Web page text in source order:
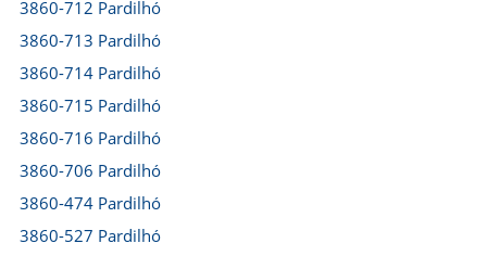
3860-712 Pardilhó
3860-713 Pardilhó
3860-714 Pardilhó
3860-715 Pardilhó
3860-716 Pardilhó
3860-706 Pardilhó
3860-474 Pardilhó
3860-527 Pardilhó